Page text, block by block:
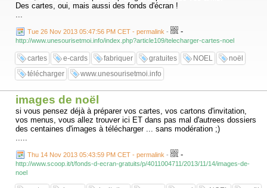
Des cartes, oui, mais aussi des fonds d'écran !
...
Tue 26 Nov 2013 05:47:56 PM CET - permalink - -
http://www.unesourisetmoi.info/index.php?article109/telecharger-cartes-noel
cartes e-cards fabriquer gratuites NOEL
noël
télécharger
www.unesourisetmoi.info
images de noël
si vous pensez déjà à préparer vos cartes, vos cartons d'invitation,
vos menus, vous allez trouver ici ET dans pas mal d'autrees dossiers
des centaines d'images à télécharger ... sans modération ;)
.....
Thu 14 Nov 2013 05:43:59 PM CET - permalink - -
http://www.scoop.it/t/fonds-d-ecran-gratuits/p/4011004711/2013/11/14/images-de-
noel